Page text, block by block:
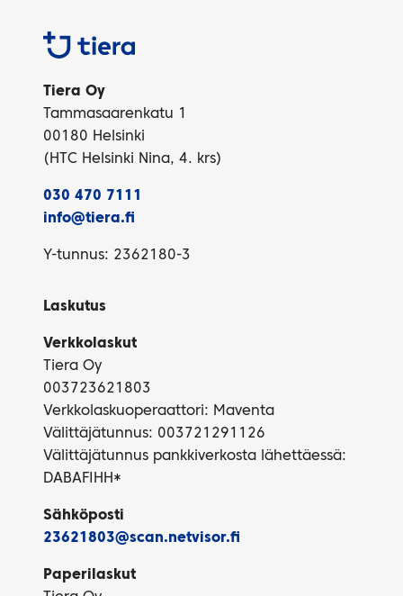
Tiera
Tiera Oy
Tammasaarenkatu 1
00180 Helsinki
(HTC Helsinki Nina, 4. krs)
030 470 7111
info@tiera.fi
Y-tunnus: 2362180-3
Laskutus
Verkkolaskut
Tiera Oy
003723621803
Verkkolaskuoperaattori: Maventa
Välittäjätunnus: 003721291126
Välittäjätunnus pankkiverkosta lähettäessä:
DABAFIHH*
Sähköposti
23621803@scan.netvisor.fi
Paperilaskut